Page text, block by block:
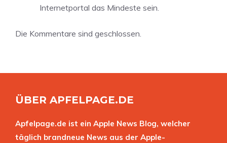
Internetportal das Mindeste sein.
Die Kommentare sind geschlossen.
ÜBER APFELPAGE.DE
Apfelpage.de ist ein Apple News Blog, welcher
täglich brandneue News aus der Apple-